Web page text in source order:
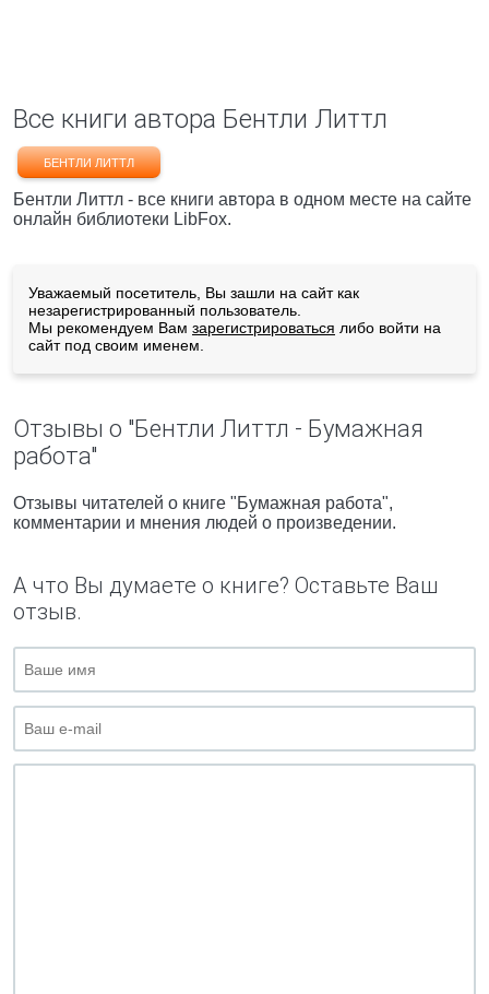
Все книги автора Бентли Литтл
БЕНТЛИ ЛИТТЛ
Бентли Литтл - все книги автора в одном месте на сайте
онлайн библиотеки LibFox.
Уважаемый посетитель, Вы зашли на сайт как
незарегистрированный пользователь.
Мы рекомендуем Вам зарегистрироваться либо войти на
сайт под своим именем.
Отзывы о "Бентли Литтл - Бумажная
работа"
Отзывы читателей о книге "Бумажная работа",
комментарии и мнения людей о произведении.
А что Вы думаете о книге? Оставьте Ваш
отзыв.